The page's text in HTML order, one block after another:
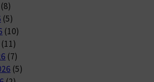
(8)
(5)
(10)
(11)
(7)
(5)